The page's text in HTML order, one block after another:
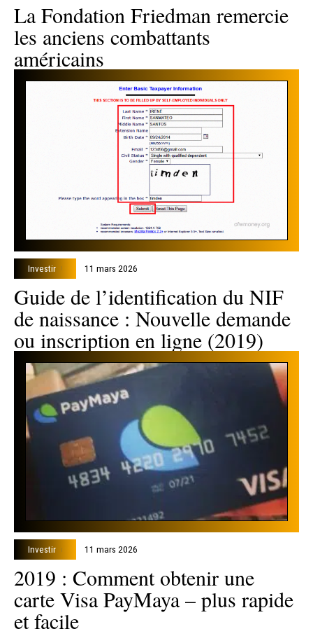
La Fondation Friedman remercie
les anciens combattants
américains
Investir 11 mars 2026
Guide de l’identification du NIF
de naissance : Nouvelle demande
ou inscription en ligne (2019)
Investir 11 mars 2026
2019 : Comment obtenir une
carte Visa PayMaya – plus rapide
et facile